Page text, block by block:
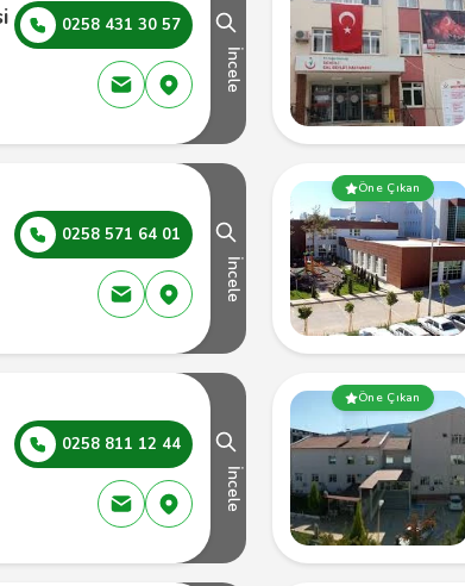
0258 431 30 57
İncele
0258 571 64 01
İncele
Öne Çıkan
0258 811 12 44
İncele
Öne Çıkan